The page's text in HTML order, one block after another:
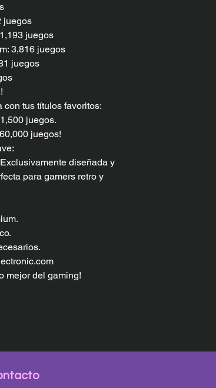
juegos
juegos
3,816 juegos
juegos
tus títulos favoritos:
juegos.
juegos!
diseñada y
para gamers retro y
mejor del gaming!